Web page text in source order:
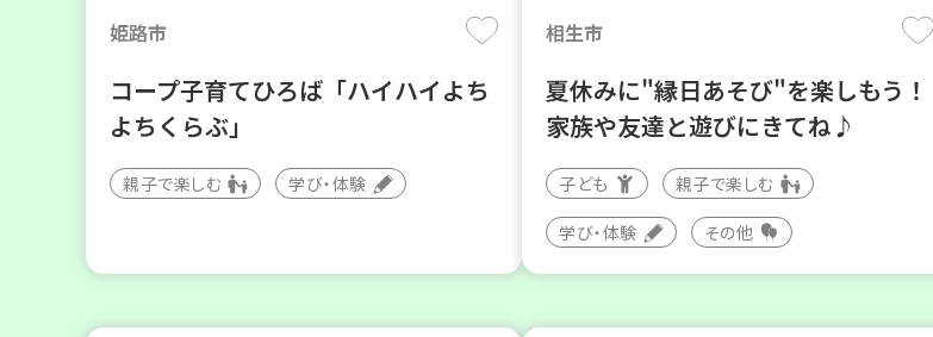
姫路市
コープ子育てひろば「ハイハイよち
よちくらぶ」
親子で楽しむ 学び・体験
相生市
夏休みに"縁日あそび"を楽しもう！
家族や友達と遊びにきてね♪
子ども 親子で楽しむ
学び・体験 その他